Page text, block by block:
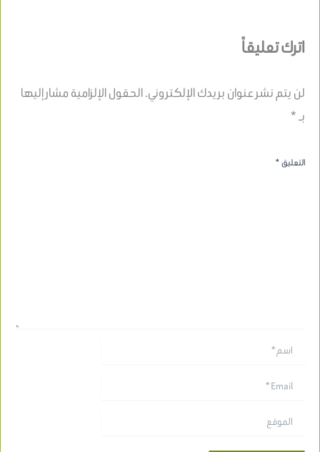
اترك تعليقاً
لن يتم نشر عنوان بريدك الإلكتروني.الحقول الإلزامية مشار إليها
بـ*
التعليق*